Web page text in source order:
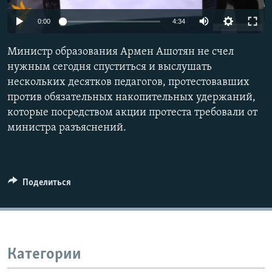
Հայերեն
Русский
Все сайты Радио Азатутюн
0:00 4:34
Министр образования Армен Ашотян не счел
нужным сегодня спуститься и выслушать
нескольких десятков педагогов, протестовавших
против обязательных накопительных удержаний,
которые посредством акции протеста требовали от
министра разъяснений.
Поделиться
Категории